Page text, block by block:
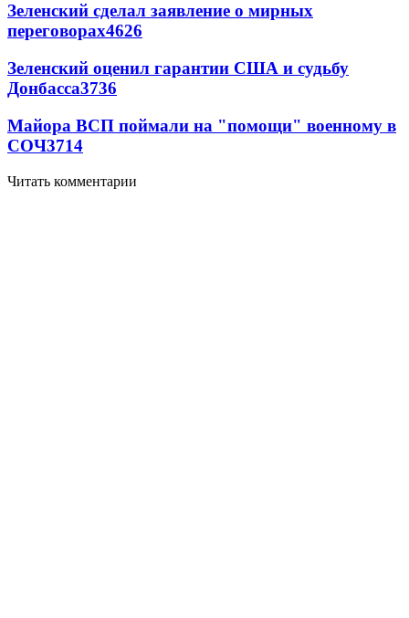
Зеленский сделал заявление о мирных
переговорах4626
Зеленский оценил гарантии США и судьбу
Донбасса3736
Майора ВСП поймали на "помощи" военному в
СОЧ3714
Читать комментарии